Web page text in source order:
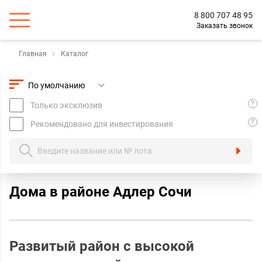
8 800 707 48 95
Заказать звонок
Главная Каталог
Только эксклюзив ?
Рекомендовано для инвестирования ?
Дома в районе Адлер Сочи
Развитый район с высокой